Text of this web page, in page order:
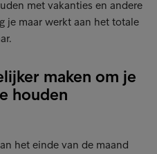
met vakanties en andere
je maar werkt aan het totale
maken om je
houden
het einde van de maand